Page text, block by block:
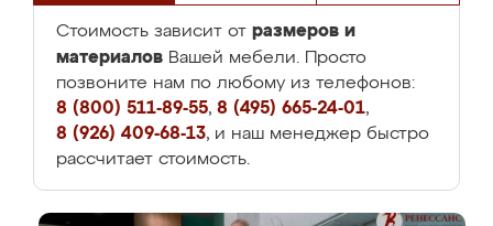
Стоимость зависит от размеров и
материалов Вашей мебели. Просто
позвоните нам по любому из телефонов:
8 (800) 511-89-55, 8 (495) 665-24-01,
8 (926) 409-68-13, и наш менеджер быстро
рассчитает стоимость.